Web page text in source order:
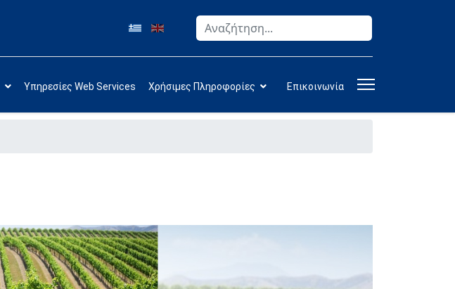
Αναζήτηση
Υπηρεσίες Web Services Χρήσιμες Πληροφορίες Επικοινωνία